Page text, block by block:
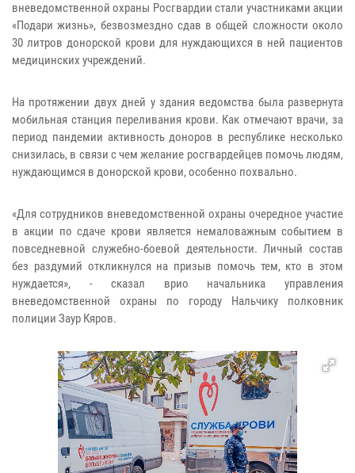
вневедомственной охраны Росгвардии стали участниками акции
«Подари жизнь», безвозмездно сдав в общей сложности около
30 литров донорской крови для нуждающихся в ней пациентов
медицинских учреждений.
На протяжении двух дней у здания ведомства была развернута
мобильная станция переливания крови. Как отмечают врачи, за
период пандемии активность доноров в республике несколько
снизилась, в связи с чем желание росгвардейцев помочь людям,
нуждающимся в донорской крови, особенно похвально.
«Для сотрудников вневедомственной охраны очередное участие
в акции по сдаче крови является немаловажным событием в
повседневной служебно-боевой деятельности. Личный состав
без раздумий откликнулся на призыв помочь тем, кто в этом
нуждается», - сказал врио начальника управления
вневедомственной охраны по городу Нальчику полковник
полиции Заур Кяров.